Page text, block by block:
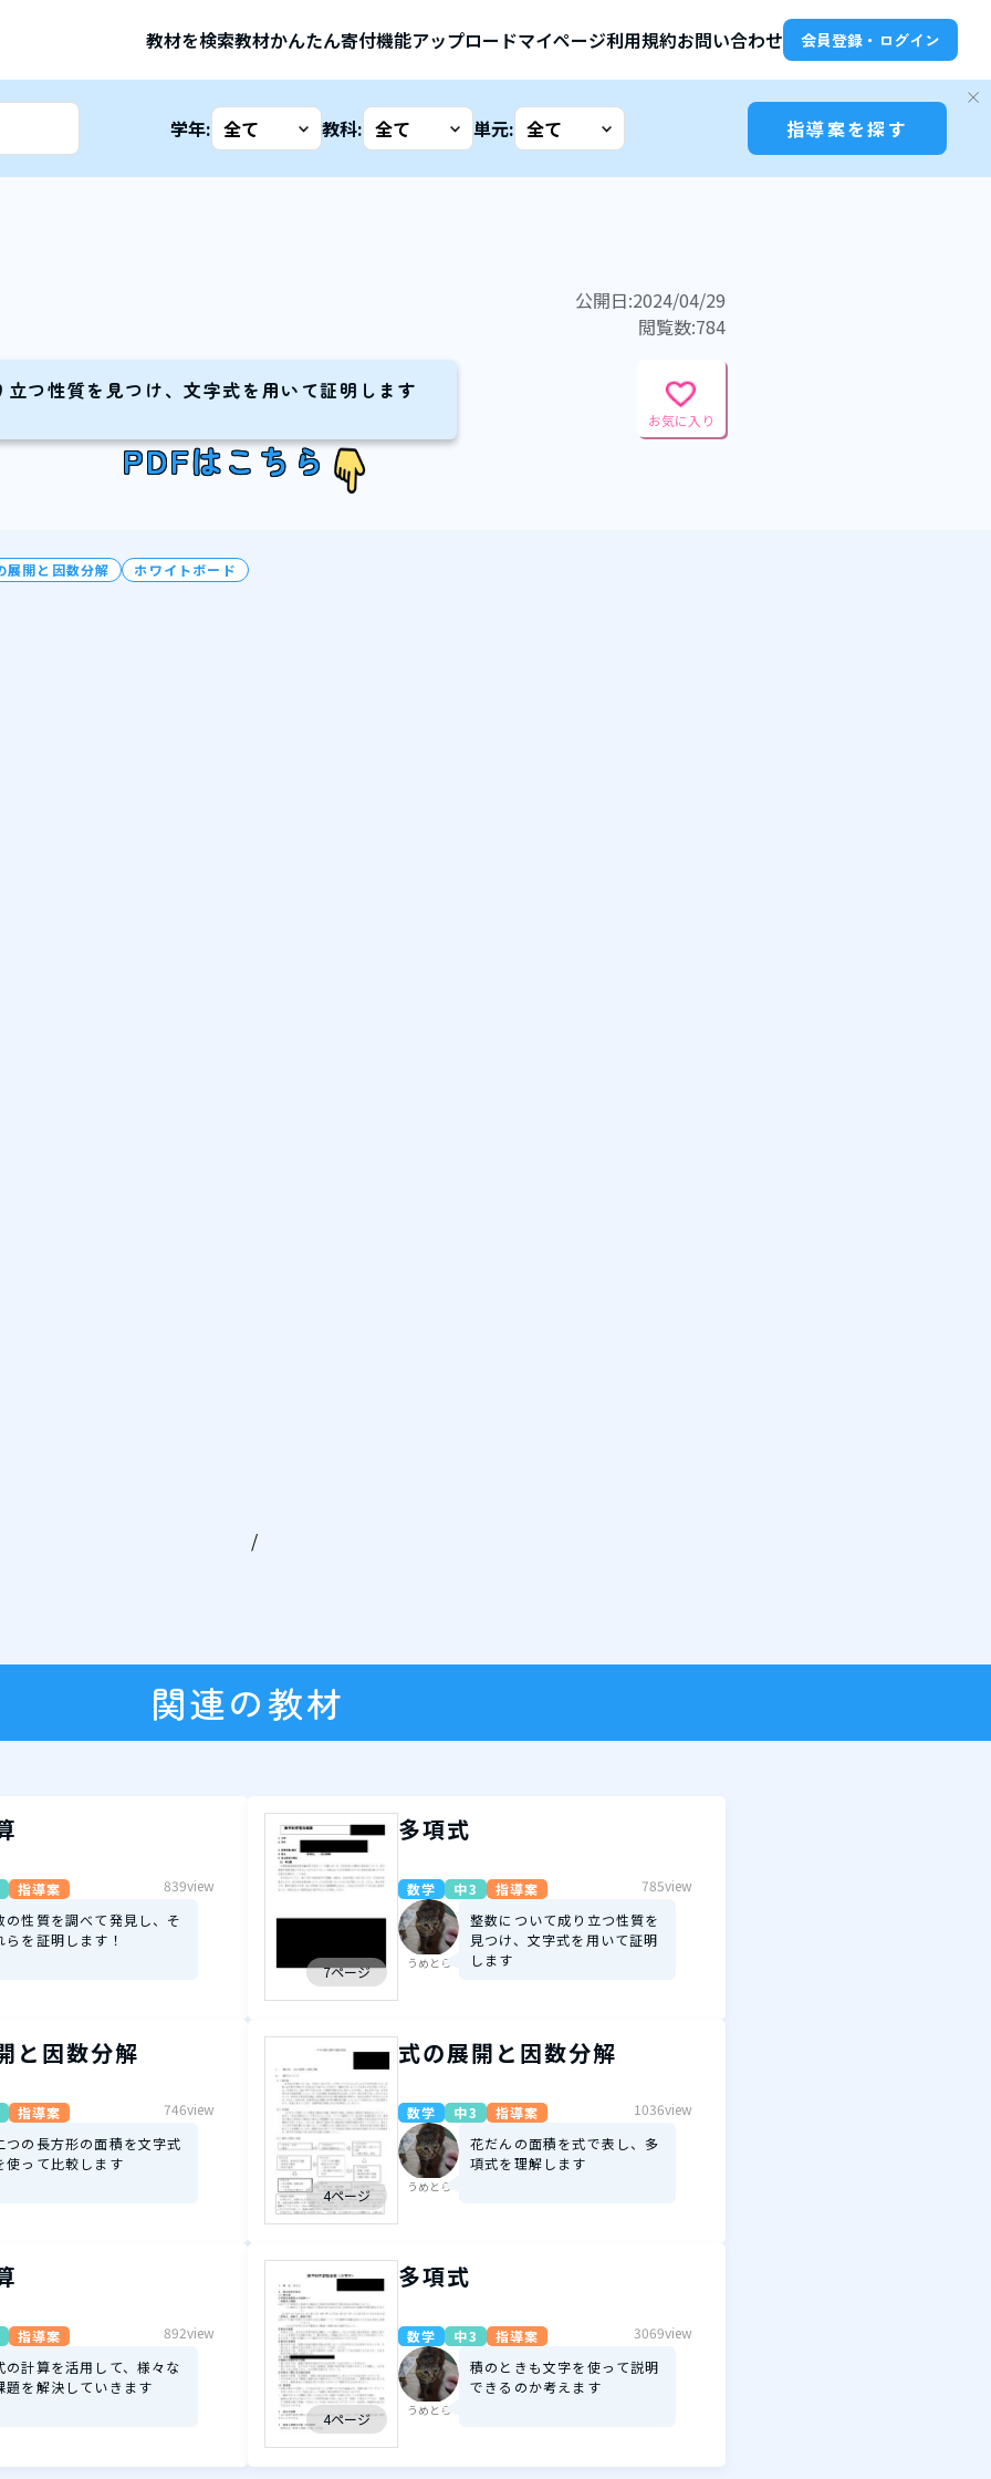
教材を検索教材かんたん寄付機能アップロードマイページ利用規約お問い合わせ 会員登録・ログイン
学年: 教科: 単元: 指導案を探す
公開日:2024/04/29
閲覧数:784
つ性質を見つけ、文字式を用いて証明します
お気に入り
PDFはこちら
展開と因数分解 ホワイトボード
/
関連の教材
指導案
839view
の性質を調べて発見し、そ
らを証明します！
7ページ
多項式
数学 中3 指導案 785view
うめとら
整数について成り立つ性質を
見つけ、文字式を用いて証明
します
と因数分解
指導案
746view
つの長方形の面積を文字式
使って比較します
4ページ
式の展開と因数分解
数学 中3 指導案 1036view
うめとら
花だんの面積を式で表し、多
項式を理解します
指導案
892view
の計算を活用して、様々な
題を解決していきます
4ページ
多項式
数学 中3 指導案 3069view
うめとら
積のときも文字を使って説明
できるのか考えます